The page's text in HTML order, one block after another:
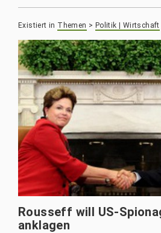
Existiert in Themen > Politik | Wirtschaft
Rousseff will US-
anklagen